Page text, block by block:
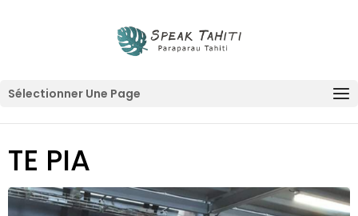
Sélectionner Une Page
TE PIA